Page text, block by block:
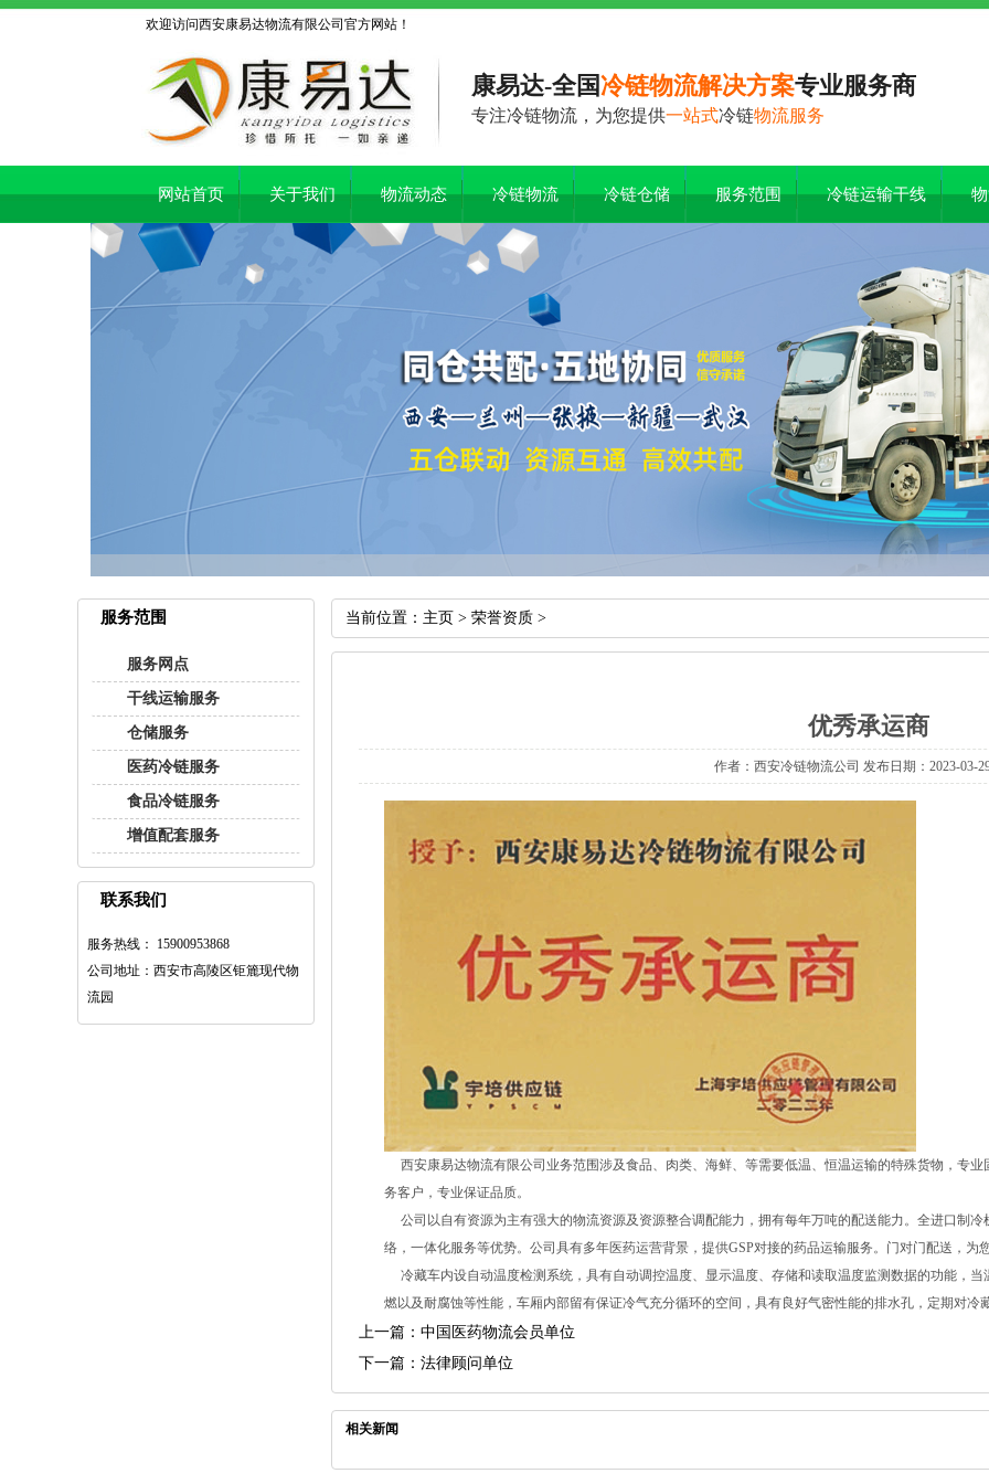
欢迎访问西安康易达物流有限公司官方网站！
康易达-全国冷链物流解决方案专业服务商
专注冷链物流，为您提供一站式冷链物流服务
网站首页 关于我们 物流动态 冷链物流 冷链仓储 服务范围 冷链运输干线
服务范围
服务网点
干线运输服务
仓储服务
医药冷链服务
食品冷链服务
增值配套服务
联系我们
服务热线： 15900953868
公司地址：西安市高陵区钜簏现代物
流园
当前位置： 主页 > 荣誉资质>
优秀承运商
作者：西安冷链物流公司 发布日期：2023-03-
西安康易达物流有限公司业务范围涉及食品、肉类、海鲜、等需要低温、恒温运输的特殊货物，专
务客户，专业保证品质。
公司以自有资源为主有强大的物流资源及资源整合调配能力，拥有每年万吨的配送能力。全进口制
络，一体化服务等优势。公司具有多年医药运营背景，提供GSP对接的药品运输服务。门对门配送，为
冷藏车内设自动温度检测系统，具有自动调控温度、显示温度、存储和读取温度监测数据的功能，
燃以及耐腐蚀等性能，车厢内部留有保证冷气充分循环的空间，具有良好气密性能的排水孔，定期对
上一篇： 中国医药物流会员单位
下一篇： 法律顾问单位
相关新闻